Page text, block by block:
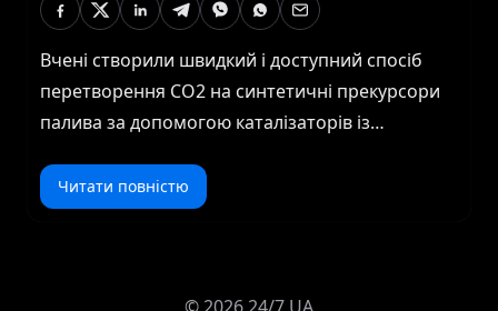
Вчені створили швидкий і доступний спосіб
перетворення CO2 на синтетичні прекурсори
палива за допомогою каталізаторів із
якби ми змогли перетворити шкідливе
забруднення на цінне джерело енергії?
Читати повністю